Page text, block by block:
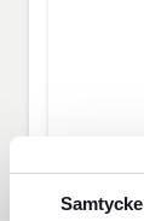
Samtycke